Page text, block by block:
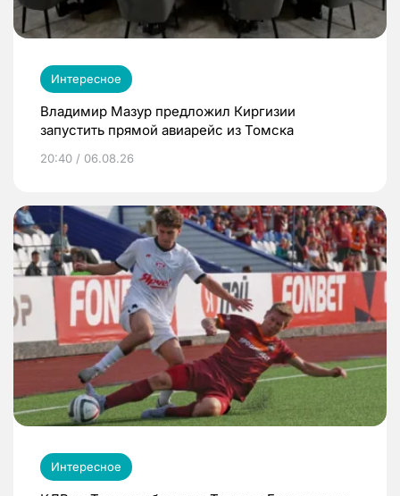
Интересное
Владимир Мазур предложил Киргизии
запустить прямой авиарейс из Томска
20:40 / 06.08.26
Интересное